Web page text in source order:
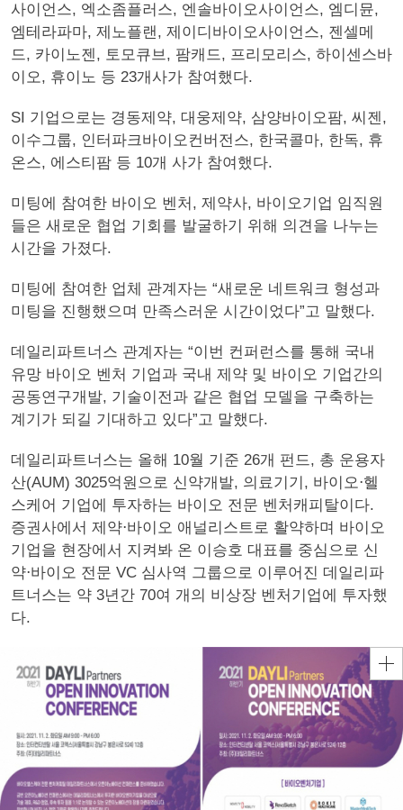
사이언스, 엑소좀플러스, 엔솔바이오사이언스, 엠디뮨,
엠테라파마, 제노플랜, 제이디바이오사이언스, 젠셀메
드, 카이노젠, 토모큐브, 팜캐드, 프리모리스, 하이센스바
이오, 휴이노 등 23개사가 참여했다.
SI 기업으로는 경동제약, 대웅제약, 삼양바이오팜, 씨젠,
이수그룹, 인터파크바이오컨버전스, 한국콜마, 한독, 휴
온스, 에스티팜 등 10개 사가 참여했다.
미팅에 참여한 바이오 벤처, 제약사, 바이오기업 임직원
들은 새로운 협업 기회를 발굴하기 위해 의견을 나누는
시간을 가졌다.
미팅에 참여한 업체 관계자는 “새로운 네트워크 형성과
미팅을 진행했으며 만족스러운 시간이었다”고 말했다.
데일리파트너스 관계자는 “이번 컨퍼런스를 통해 국내
유망 바이오 벤처 기업과 국내 제약 및 바이오 기업간의
공동연구개발, 기술이전과 같은 협업 모델을 구축하는
계기가 되길 기대하고 있다”고 말했다.
데일리파트너스는 올해 10월 기준 26개 펀드, 총 운용자
산(AUM) 3025억원으로 신약개발, 의료기기, 바이오⋅헬
스케어 기업에 투자하는 바이오 전문 벤처캐피탈이다.
증권사에서 제약⋅바이오 애널리스트로 활약하며 바이오
기업을 현장에서 지켜봐 온 이승호 대표를 중심으로 신
약⋅바이오 전문 VC 심사역 그룹으로 이루어진 데일리파
트너스는 약 3년간 70여 개의 비상장 벤처기업에 투자했
다.